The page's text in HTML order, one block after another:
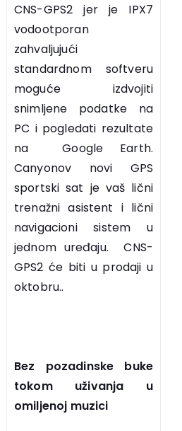
CNS-GPS2 jer je IPX7
vodootporan
zahvaljujući
standardnom softveru
moguće izdvojiti
snimljene podatke na
PC i pogledati rezultate
na Google Earth.
Canyonov novi GPS
sportski sat je vaš lični
trenažni asistent i lični
navigacioni sistem u
jednom uređaju. CNS-
GPS2 će biti u prodaji u
oktobru..
Bez pozadinske buke
tokom uživanja u
omiljenoj muzici